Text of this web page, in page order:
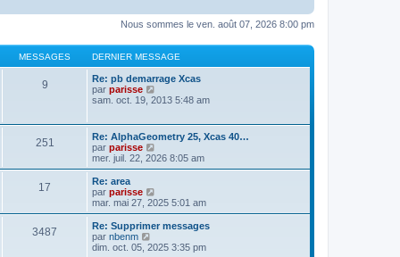
Nous sommes le ven. août 07, 2026 8:00 pm
MESSAGES DERNIER MESSAGE
9
Re: pb demarrage Xcas
par parisse
o
l
t
e
r
d
e
r
i
sam. oct. 19, 2013 5:48 am
251
Re: AlphaGeometry 25, Xcas 40…
par parisse
o
n
l
r
l
e
mer. juil. 22, 2026 8:05 am
17
Re: area
par parisse
o
n
s
l
mar. mai 27, 2025 5:01 am
3487
Re: Supprimer messages
par nbenm
o
dim. oct. 05, 2025 3:35 pm